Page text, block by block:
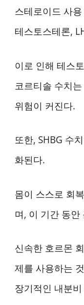
스테로이드 사
테스토스테론,
이로 인해 테스
코르티솔 수치
위험이 커진다.
또한, SHBG 수
화된다.
몸이 스스로 회
며, 이 기간 동안
신속한 호르몬
제를 사용하는
장기적인 내분